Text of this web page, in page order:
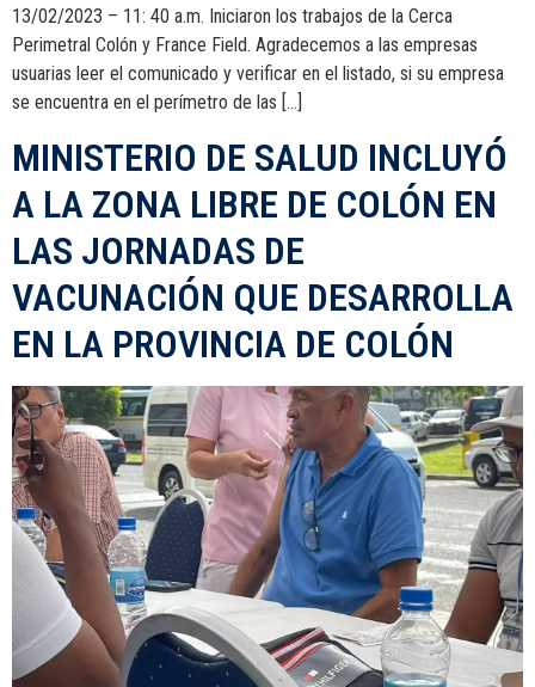
13/02/2023 – 11: 40 a.m. Iniciaron los trabajos de la Cerca
Perimetral Colón y France Field. Agradecemos a las empresas
usuarias leer el comunicado y verificar en el listado, si su empresa
se encuentra en el perímetro de las […]
MINISTERIO DE SALUD INCLUYÓ
A LA ZONA LIBRE DE COLÓN EN
LAS JORNADAS DE
VACUNACIÓN QUE DESARROLLA
EN LA PROVINCIA DE COLÓN